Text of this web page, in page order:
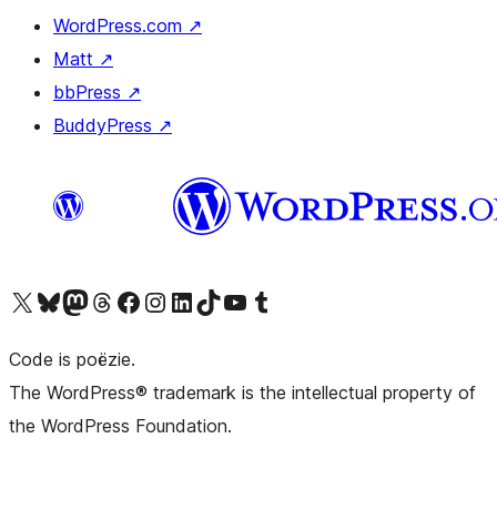
WordPress.com ↗
Matt ↗
bbPress ↗
BuddyPress ↗
Bezoek ons X (voorheen Twitter) account
Bezoek ons Bluesky account
Bezoek ons Mastodon account
Bezoek ons Threads account
Onze Facebook pagina bezoeken
Bezoek ons Instagram account
Bezoek ons LinkedIn account
Bezoek ons TikTok account
Bezoek ons YouTube kanaalBezoek ons Tumblr account
Code is poëzie.
The WordPress® trademark is the intellectual property of
the WordPress Foundation.